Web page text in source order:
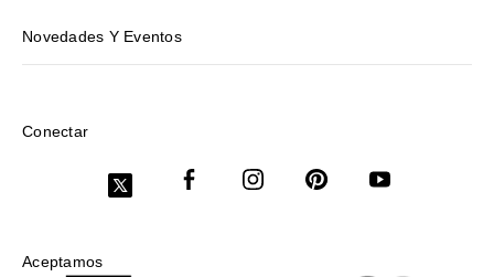
Novedades Y Eventos
Conectar
Aceptamos